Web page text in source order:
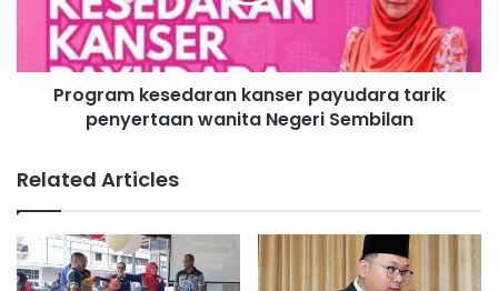
s
p
n
d
e
r
a
n
k
a
Program kesedaran kanser payudara tarik
penyertaan wanita Negeri Sembilan
Related Articles